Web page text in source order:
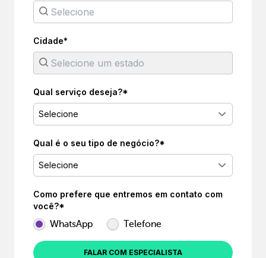
Cidade*
Qual serviço deseja?*
Selecione
Qual é o seu tipo de negócio?*
Selecione
Como prefere que entremos em contato com
você?*
WhatsApp Telefone
FALAR COM ESPECIALISTA